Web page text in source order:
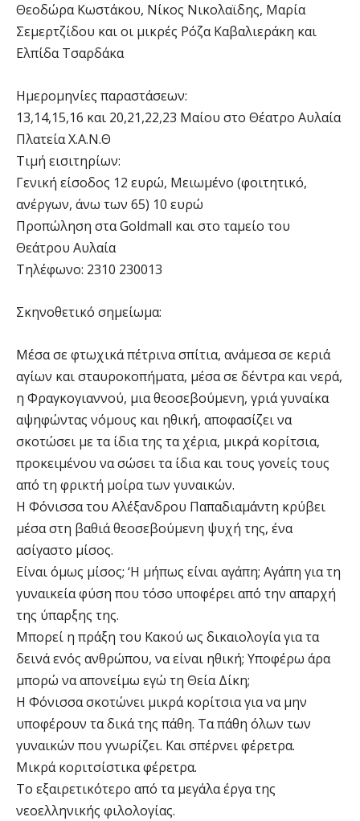
Θεοδώρα Κωστάκου, Νίκος Νικολαϊδης, Μαρία
Σεμερτζίδου και οι μικρές Ρόζα Καβαλιεράκη και
Ελπίδα Τσαρδάκα
Ημερομηνίες παραστάσεων:
13,14,15,16 και 20,21,22,23 Μαίου στο Θέατρο Αυλαία
Πλατεία Χ.Α.Ν.Θ
Τιμή εισιτηρίων:
Γενική είσοδος 12 ευρώ, Μειωμένο (φοιτητικό,
ανέργων, άνω των 65) 10 ευρώ
Προπώληση στα Goldmall και στο ταμείο του
Θεάτρου Αυλαία
Τηλέφωνο: 2310 230013
Σκηνοθετικό σημείωμα:
Μέσα σε φτωχικά πέτρινα σπίτια, ανάμεσα σε κεριά
αγίων και σταυροκοπήματα, μέσα σε δέντρα και νερά,
η Φραγκογιαννού, μια θεοσεβούμενη, γριά γυναίκα
αψηφώντας νόμους και ηθική, αποφασίζει να
σκοτώσει με τα ίδια της τα χέρια, μικρά κορίτσια,
προκειμένου να σώσει τα ίδια και τους γονείς τους
από τη φρικτή μοίρα των γυναικών.
Η Φόνισσα του Αλέξανδρου Παπαδιαμάντη κρύβει
μέσα στη βαθιά θεοσεβούμενη ψυχή της, ένα
ασίγαστο μίσος.
Είναι όμως μίσος; ‘Η μήπως είναι αγάπη; Αγάπη για τη
γυναικεία φύση που τόσο υποφέρει από την απαρχή
της ύπαρξης της.
Μπορεί η πράξη του Κακού ως δικαιολογία για τα
δεινά ενός ανθρώπου, να είναι ηθική; Υποφέρω άρα
μπορώ να απονείμω εγώ τη Θεία Δίκη;
Η Φόνισσα σκοτώνει μικρά κορίτσια για να μην
υποφέρουν τα δικά της πάθη. Τα πάθη όλων των
γυναικών που γνωρίζει. Και σπέρνει φέρετρα.
Μικρά κοριτσίστικα φέρετρα.
Το εξαιρετικότερο από τα μεγάλα έργα της
νεοελληνικής φιλολογίας.